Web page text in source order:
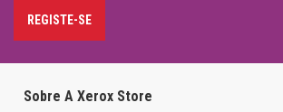
REGISTE-SE
Sobre A Xerox Store